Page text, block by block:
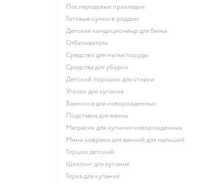
послеродовые прокладки
готовые сумки в роддом
детские кондиционеыр для белья
отбеливатели
средство для мытья посуды
средства для уборки
детский порошок для стирки
уголок для купания
ванночка для новорожденных
подставка для ванны
матрасик для купания новорожденных
мини коврики для ванной для малышей
горшок детский
шезлонг для купания
горка для купания